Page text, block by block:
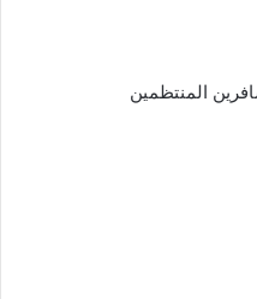
المنتظمين